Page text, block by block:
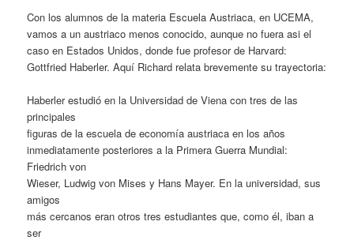
Con los alumnos de la materia Escuela Austriaca, en UCEMA,
vamos a un austriaco menos conocido, aunque no fuera asi el
caso en Estados Unidos, donde fue profesor de Harvard:
Gottfried Haberler. Aquí Richard relata brevemente su trayectoria:
Haberler estudió en la Universidad de Viena con tres de las
principales
figuras de la escuela de economía austriaca en los años
inmediatamente posteriores a la Primera Guerra Mundial:
Friedrich von
Wieser, Ludwig von Mises y Hans Mayer. En la universidad, sus
amigos
más cercanos eran otros tres estudiantes que, como él, iban a
ser